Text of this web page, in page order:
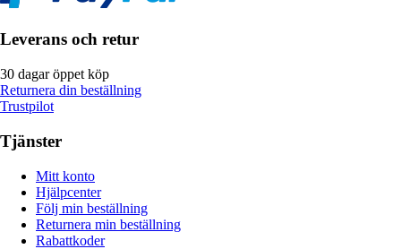
Leverans och retur
30 dagar öppet köp
Returnera din beställning
Trustpilot
Tjänster
Mitt konto
Hjälpcenter
Följ min beställning
Returnera min beställning
Rabattkoder